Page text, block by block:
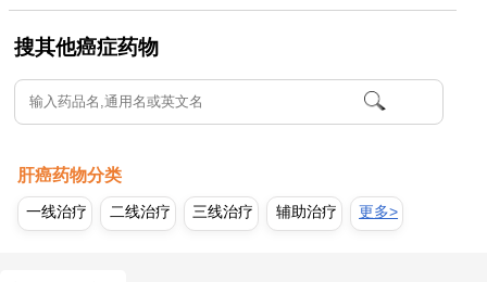
搜其他癌症药物
肝癌药物分类
一线治疗 二线治疗 三线治疗 辅助治疗 更多>